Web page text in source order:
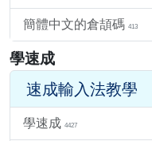
簡體中文的倉頡碼 413
學速成
速成輸入法教學
學速成 4427